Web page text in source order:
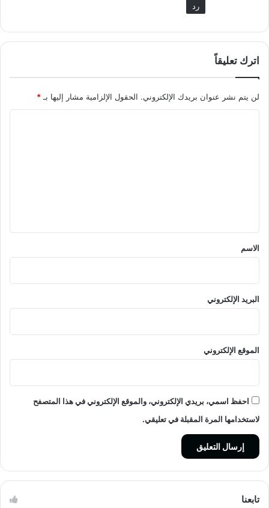
رد
اترك تعليقاً
لن يتم نشر عنوان بريدك الإلكتروني. الحقول الإلزامية مشار إليها بـ *
*
الاسم
البريد الإلكتروني
الموقع الإلكتروني
احفظ اسمي، بريدي الإلكتروني، والموقع الإلكتروني في هذا المتصفح
لاستخدامها المرة المقبلة في تعليقي.
تابعنا